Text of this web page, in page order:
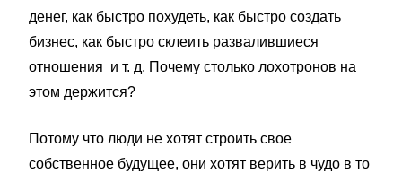
денег, как быстро похудеть, как быстро создать
бизнес, как быстро склеить развалившиеся
отношения и т. д. Почему столько лохотронов на
этом держится?
Потому что люди не хотят строить свое
собственное будущее, они хотят верить в чудо в то